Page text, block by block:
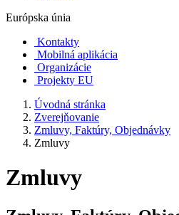
Európska únia
Kontakty
Mobilná aplikácia
Organizácie
Projekty EU
Úvodná stránka
Zverejňovanie
Zmluvy, Faktúry, Objednávky
Zmluvy
Zmluvy